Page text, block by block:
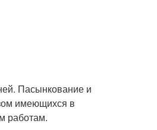
Пасынкование и
имеющихся в
работам.